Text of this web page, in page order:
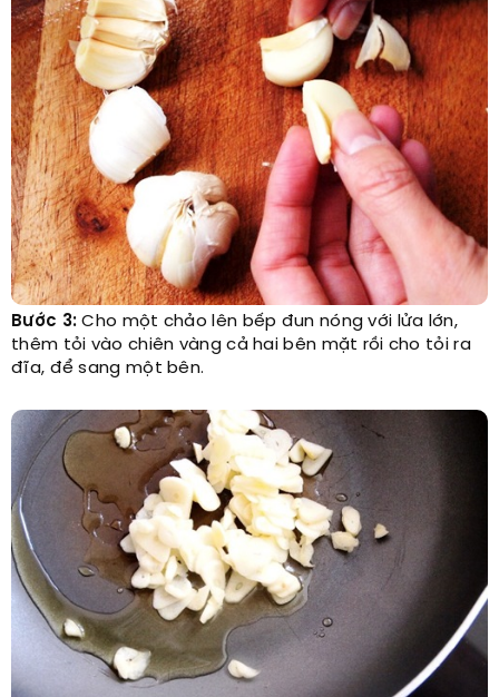
Bước 3: Cho một chảo lên bếp đun nóng với lửa lớn,
thêm tỏi vào chiên vàng cả hai bên mặt rồi cho tỏi ra
đĩa, để sang một bên.